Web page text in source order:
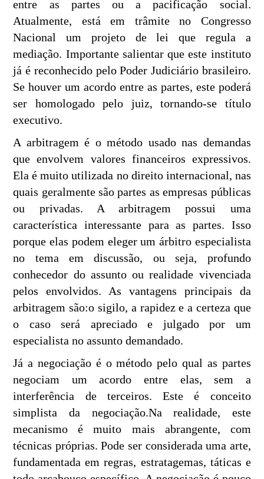
entre as partes ou a pacificação social.
Atualmente, está em trâmite no Congresso
Nacional um projeto de lei que regula a
mediação. Importante salientar que este instituto
já é reconhecido pelo Poder Judiciário brasileiro.
Se houver um acordo entre as partes, este poderá
ser homologado pelo juiz, tornando-se título
executivo.
A arbitragem é o método usado nas demandas
que envolvem valores financeiros expressivos.
Ela é muito utilizada no direito internacional, nas
quais geralmente são partes as empresas públicas
ou privadas. A arbitragem possui uma
característica interessante para as partes. Isso
porque elas podem eleger um árbitro especialista
no tema em discussão, ou seja, profundo
conhecedor do assunto ou realidade vivenciada
pelos envolvidos. As vantagens principais da
arbitragem são:o sigilo, a rapidez e a certeza que
o caso será apreciado e julgado por um
especialista no assunto demandado.
Já a negociação é o método pelo qual as partes
negociam um acordo entre elas, sem a
interferência de terceiros. Este é conceito
simplista da negociação.Na realidade, este
mecanismo é muito mais abrangente, com
técnicas próprias. Pode ser considerada uma arte,
fundamentada em regras, estratagemas, táticas e